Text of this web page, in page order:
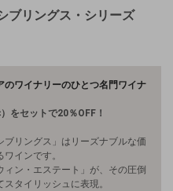
ブリングス・シリーズ
のワイナリーのひとつ名門ワイナ
をセットで20％OFF！
リングス」はリーズナブルな価
インです。
ン・エステート」が、その圧倒
タイリッシュに表現。